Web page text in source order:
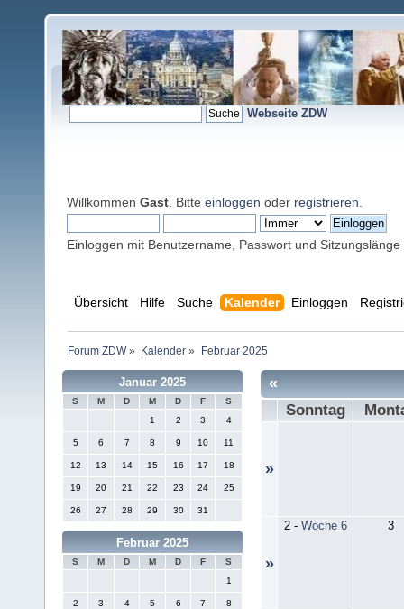
Webseite ZDW
Willkommen Gast . Bitte einloggen oder registrieren
Einloggen mit Benutzername, Passwort und Sitzungslänge
Übersicht Hilfe Suche Kalender Einloggen
Forum ZDW» Kalender » Februar 2025
Januar 2025
S M D M D F
S
1
2 3 4
5 6 7 8 9 10 11
12 13 14 15 16 17 18
19 20 21 22 23 24 25
26 27 28 29 30 31
Februar 2025
S M D M D F
S
1
2 3 4 5 6 7 8
«
Sonntag
»
»
2- Woche 6 3